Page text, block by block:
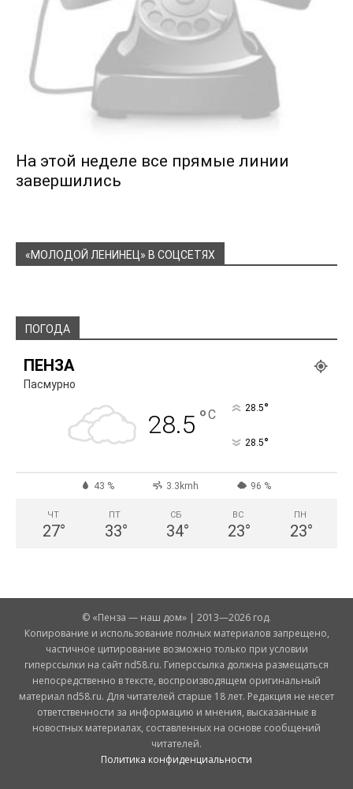
На этой неделе все прямые линии
завершились
«МОЛОДОЙ ЛЕНИНЕЦ» В СОЦСЕТЯХ
ПОГОДА
ПЕНЗА
Пасмурно
28.5 °C 28.5°
28.5°
43 % 3.3kmh 96 %
ЧТ
27°
ПТ
33°
СБ
34°
ВС
23°
ПН
23°
© «Пенза — наш дом» | 2013—2026 год.
Копирование и использование полных материалов запрещено,
частичное цитирование возможно только при условии
гиперссылки на сайт nd58.ru. Гиперссылка должна размещаться
непосредственно в тексте, воспроизводящем оригинальный
материал nd58.ru. Для читателей старше 18 лет. Редакция не несет
ответственности за информацию и мнения, высказанные в
новостных материалах, составленных на основе сообщений
читателей.
Политика конфиденциальности